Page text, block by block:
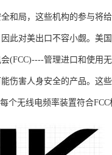
局，这些机构的参与将
此对美出口不容小觑。美
(FCC)----管理进口和使用
伤害人身安全的产品。这
无线电频率装置符合FCC